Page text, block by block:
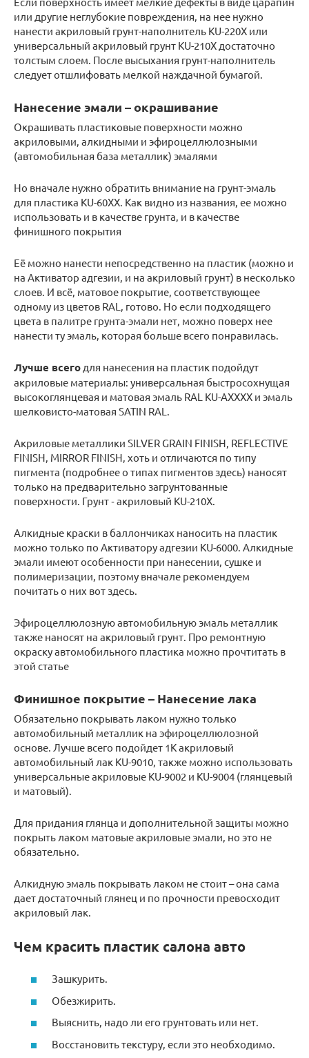
или другие неглубокие повреждения, на нее нужно
нанести акриловый грунт-наполнитель KU-220X или
универсальный акриловый грунт KU-210X достаточно
толстым слоем. После высыхания грунт-наполнитель
следует отшлифовать мелкой наждачной бумагой.
Нанесение эмали – окрашивание
Окрашивать пластиковые поверхности можно
акриловыми, алкидными и эфироцеллюлозными
(автомобильная база металлик) эмалями
Но вначале нужно обратить внимание на грунт-эмаль
для пластика KU-60XX. Как видно из названия, ее можно
использовать и в качестве грунта, и в качестве
финишного покрытия
Её можно нанести непосредственно на пластик (можно и
на Активатор адгезии, и на акриловый грунт) в несколько
слоев. И всё, матовое покрытие, соответствующее
одному из цветов RAL, готово. Но если подходящего
цвета в палитре грунта-эмали нет, можно поверх нее
нанести ту эмаль, которая больше всего понравилась.
Лучше всего для нанесения на пластик подойдут
акриловые материалы: универсальная быстросохнущая
высокоглянцевая и матовая эмаль RAL KU-AXXXX и эмаль
шелковисто-матовая SATIN RAL.
Акриловые металлики SILVER GRAIN FINISH, REFLECTIVE
FINISH, MIRROR FINISH, хоть и отличаются по типу
пигмента (подробнее о типах пигментов здесь) наносят
только на предварительно загрунтованные
поверхности. Грунт ‑ акриловый KU-210X.
Алкидные краски в баллончиках наносить на пластик
можно только по Активатору адгезии KU-6000. Алкидные
эмали имеют особенности при нанесении, сушке и
полимеризации, поэтому вначале рекомендуем
почитать о них вот здесь.
Эфироцеллюлозную автомобильную эмаль металлик
также наносят на акриловый грунт. Про ремонтную
окраску автомобильного пластика можно прочтитать в
этой статье
Финишное покрытие – Нанесение лака
Обязательно покрывать лаком нужно только
автомобильный металлик на эфироцеллюлозной
основе. Лучше всего подойдет 1К акриловый
автомобильный лак KU-9010, также можно использовать
универсальные акриловые KU-9002 и KU-9004 (глянцевый
и матовый).
Для придания глянца и дополнительной защиты можно
покрыть лаком матовые акриловые эмали, но это не
обязательно.
Алкидную эмаль покрывать лаком не стоит – она сама
дает достаточный глянец и по прочности превосходит
акриловый лак.
Чем красить пластик салона авто
Зашкурить.
Обезжирить.
Выяснить, надо ли его грунтовать или нет.
Восстановить текстуру, если это необходимо.